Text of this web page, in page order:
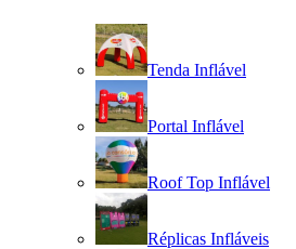
Tenda Inflável
Portal Inflável
Roof Top Inflável
Réplicas Infláveis